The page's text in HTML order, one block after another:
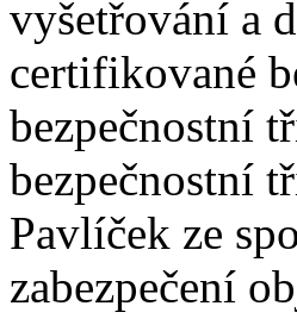
vyšetřování a
certifikované
bezpečnostní
bezpečnostní
Pavlíček ze
zabezpečení